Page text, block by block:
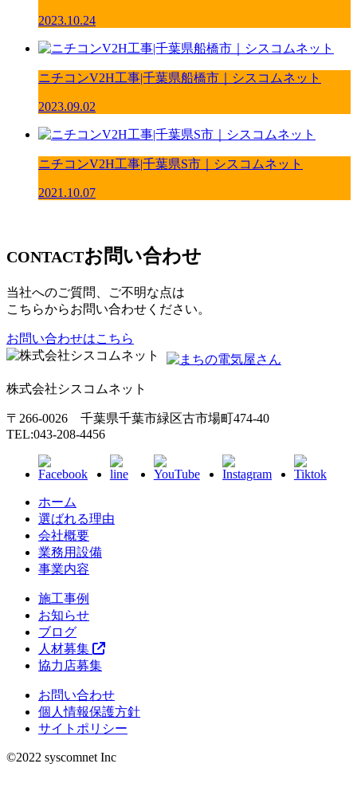
2023.10.24
ニチコンV2H工事|千葉県船橋市｜シスコムネット
2023.09.02
ニチコンV2H工事|千葉県S市｜シスコムネット
2021.10.07
CONTACTお問い合わせ
当社へのご質問、ご不明な点は
こちらからお問い合わせください。
お問い合わせはこちら
株式会社シスコムネット
〒266-0026 千葉県千葉市緑区古市場町474-40
TEL:043-208-4456
ホーム
選ばれる理由
会社概要
業務用設備
事業内容
施工事例
お知らせ
ブログ
人材募集
協力店募集
お問い合わせ
個人情報保護方針
サイトポリシー
©︎2022 syscomnet Inc